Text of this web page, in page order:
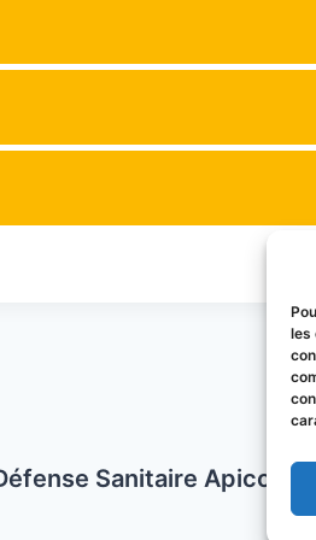
les
Sanitaire Apicole